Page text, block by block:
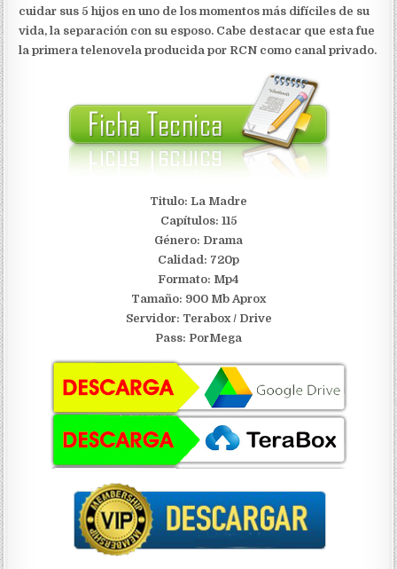
cuidar sus 5 hijos en uno de los momentos más difíciles de su
vida, la separación con su esposo. Cabe destacar que esta fue
la primera telenovela producida por RCN como canal privado.
Titulo: La Madre
Capítulos: 115
Género: Drama
Calidad: 720p
Formato: Mp4
Tamaño: 900 Mb Aprox
Servidor: Terabox / Drive
Pass: PorMega